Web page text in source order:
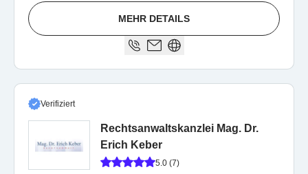
MEHR DETAILS
Verifiziert
Rechtsanwaltskanzlei Mag. Dr.
Erich Keber
5.0 (7)